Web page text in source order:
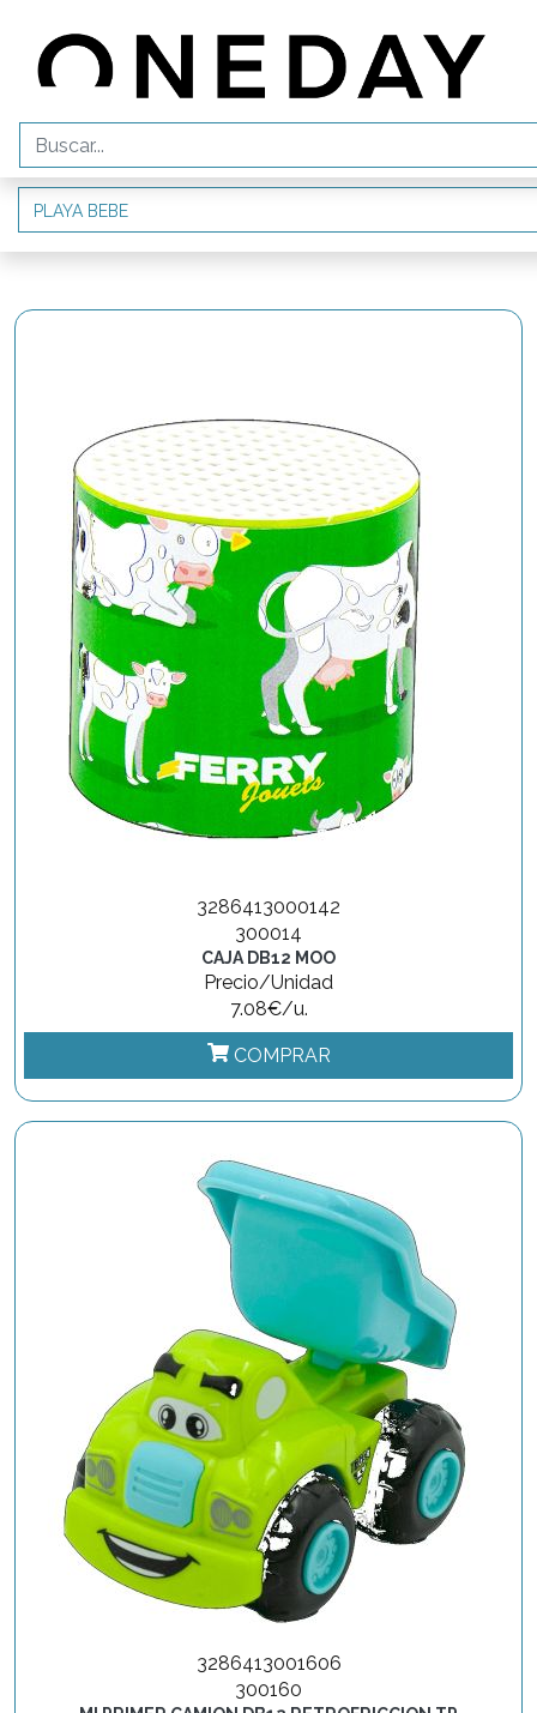
3286413000142
300014
CAJA DB12 MOO
Precio/Unidad
7.08€/u.
COMPRAR
3286413001606
300160